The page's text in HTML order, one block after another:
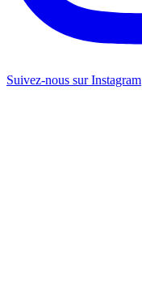
Suivez-nous sur Instagram